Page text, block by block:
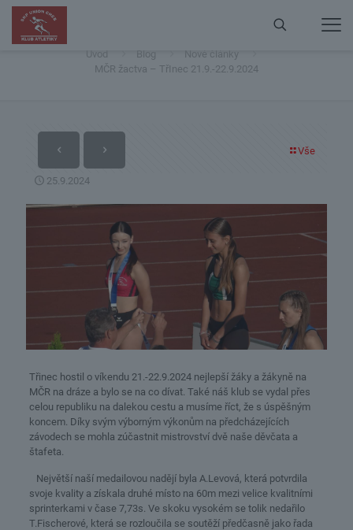
MČR žactva – TřInec 21.9.-22.9.2024
Úvod Blog
Nové články
MČR žactva – TřInec 21.9.-22.9.2024
Vše
25.9.2024
Třinec hostil o víkendu 21.-22.9.2024 nejlepší žáky a žákyně na
MČR na dráze a bylo se na co dívat. Také náš klub se vydal přes
celou republiku na dalekou cestu a musíme říct, že s úspěšným
koncem. Díky svým výborným výkonům na předcházejících
závodech se mohla zúčastnit mistrovství dvě naše děvčata a
štafeta.
Největší naší medailovou nadějí byla A.Levová, která potvrdila
svoje kvality a získala druhé místo na 60m mezi velice kvalitními
sprinterkami v čase 7,73s. Ve skoku vysokém se tolik nedařilo
T.Fischerové, která se rozloučila se soutěží předčasně jako řada